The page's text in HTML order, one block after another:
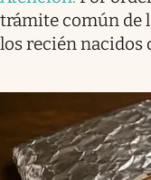
trámite común de
los recién nacidos